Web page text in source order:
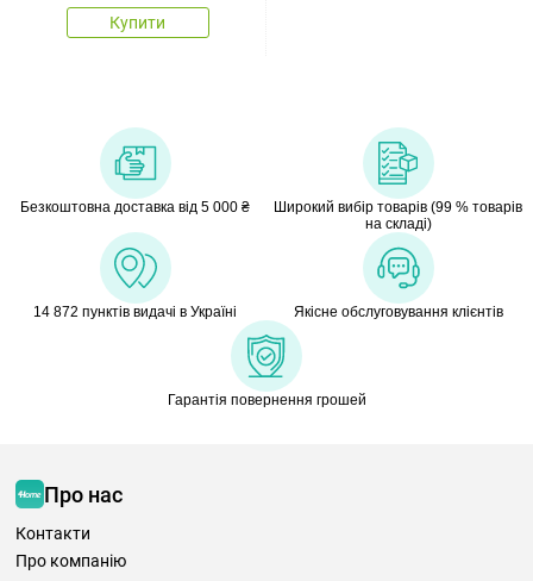
Купити
Безкоштовна доставка від 5 000 ₴
Широкий вибір товарів (99 % товарів
на складі)
14 872 пунктів видачі в Україні Якісне обслуговування клієнтів
Гарантія повернення грошей
Про нас
Контакти
Про компанію